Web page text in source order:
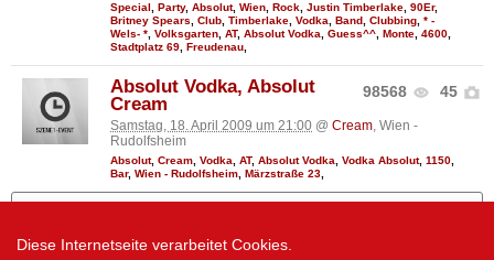
Diese Internetseite verarbeitet Cookies.
Special, Party, Absolut, Wien, Rock, Justin Timberlake, 90Er,
Britney Spears, Club, Timberlake, Vodka, Band, Clubbing, * -
Wels- *, Volksgarten, AT, Absolut Vodka, Guess^^, Monte, 4600,
Stadtplatz 69, Freudenau,
98568 45
Absolut Vodka, Absolut
Cream
Samstag, 18. April 2009 um 21:00 @ Cream , Wien -
Rudolfsheim
Absolut, Cream Vodka AT, Absolut Vodka Vodka Absolut, 1150
Bar, Wien - Rudolfsheim Märzstraße 23